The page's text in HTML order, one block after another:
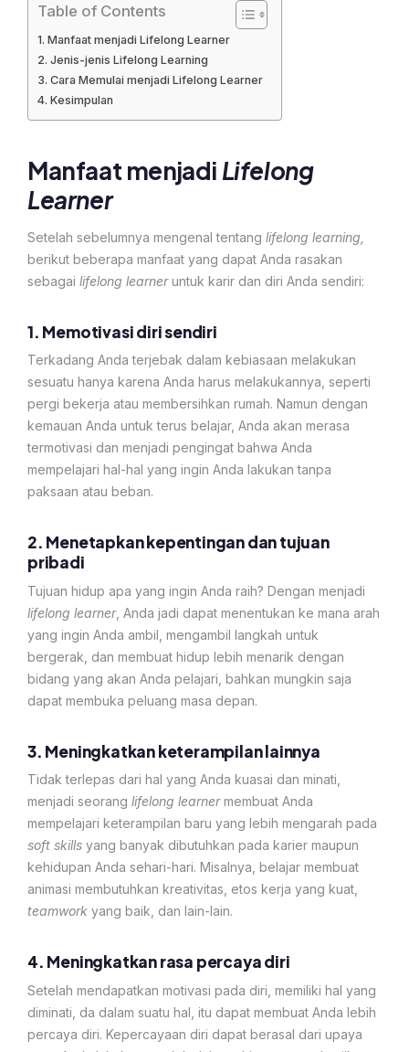
Table of Contents
Manfaat menjadi Lifelong Learner
Jenis-jenis Lifelong Learning
Cara Memulai menjadi Lifelong Learner
Kesimpulan
Manfaat menjadi Lifelong
Learner
Setelah sebelumnya mengenal tentang lifelong learning,
berikut beberapa manfaat yang dapat Anda rasakan
sebagai lifelong learneruntuk karir dan diri Anda sendiri:
1. Memotivasi diri sendiri
Terkadang Anda terjebak dalam kebiasaan melakukan
sesuatu hanya karena Anda harus melakukannya, seperti
pergi bekerja atau membersihkan rumah. Namun dengan
kemauan Anda untuk terus belajar, Anda akan merasa
termotivasi dan menjadi pengingat bahwa Anda
mempelajari hal-hal yang ingin Anda lakukan tanpa
paksaan atau beban.
2. Menetapkan kepentingan dan tujuan
pribadi
Tujuan hidup apa yang ingin Anda raih? Dengan menjadi
lifelong learner, Anda jadi dapat menentukan ke mana arah
yang ingin Anda ambil, mengambil langkah untuk
bergerak, dan membuat hidup lebih menarik dengan
bidang yang akan Anda pelajari, bahkan mungkin saja
dapat membuka peluang masa depan.
3. Meningkatkan keterampilan lainnya
Tidak terlepas dari hal yang Anda kuasai dan minati,
menjadi seorang lifelong learnermembuat Anda
mempelajari keterampilan baru yang lebih mengarah pada
soft skills yang banyak dibutuhkan pada karier maupun
kehidupan Anda sehari-hari. Misalnya, belajar membuat
animasi membutuhkan kreativitas, etos kerja yang kuat,
teamwork yang baik, dan lain-lain.
4. Meningkatkan rasa percaya diri
Setelah mendapatkan motivasi pada diri, memiliki hal yang
diminati, da dalam suatu hal, itu dapat membuat Anda lebih
percaya diri. Kepercayaan diri dapat berasal dari upaya